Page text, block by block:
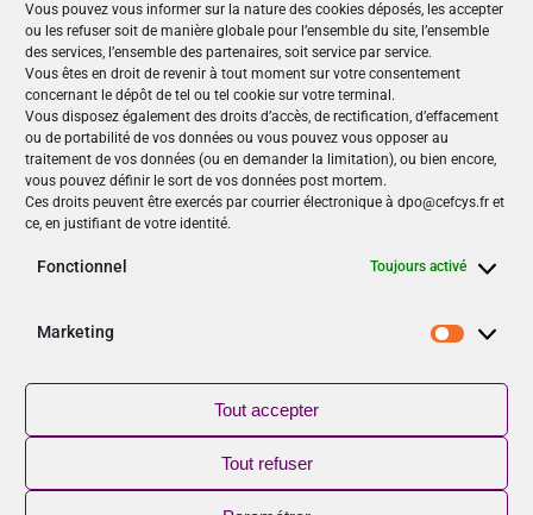
Vous pouvez vous informer sur la nature des cookies déposés, les accepter
ou les refuser soit de manière globale pour l’ensemble du site, l’ensemble
des services, l’ensemble des partenaires, soit service par service.
Vous êtes en droit de revenir à tout moment sur votre consentement
concernant le dépôt de tel ou tel cookie sur votre terminal.
Vous disposez également des droits d’accès, de rectification, d’effacement
ou de portabilité de vos données ou vous pouvez vous opposer au
traitement de vos données (ou en demander la limitation), ou bien encore,
vous pouvez définir le sort de vos données post mortem.
Ces droits peuvent être exercés par courrier électronique à dpo@cefcys.fr et
ce, en justifiant de votre identité.
Fonctionnel Toujours activé
Marketing
Tout accepter
Tout refuser
Nos Publications
Articles (69)
Le Cefcys et son engagement (4)
Le Cyber Women Day (10)
Les femmes dans la cyber (19)
Les publications du Cefcys (7)
Sensibilisation (1)
NOUVEAU